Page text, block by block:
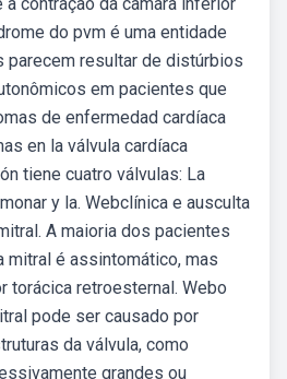
do pvm é uma entidade
parecem resultar de distúrbios
em pacientes que
de enfermedad cardíaca
en la válvula cardíaca
tiene cuatro válvulas: La
y la. Webclínica e ausculta
A maioria dos pacientes
mitral é assintomático, mas
torácica retroesternal. Webo
pode ser causado por
da válvula, como
grandes ou